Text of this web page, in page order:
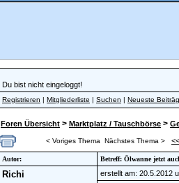
Du bist nicht eingeloggt!
Registrieren | Mitgliederliste | Suchen | Neueste
Foren Übersicht > Marktplatz / Tauschbörse >
< Voriges Thema Nächstes Thema > <<
Autor: Betreff: Ölwanne jetzt
Richi erstellt am: 20.5.2012